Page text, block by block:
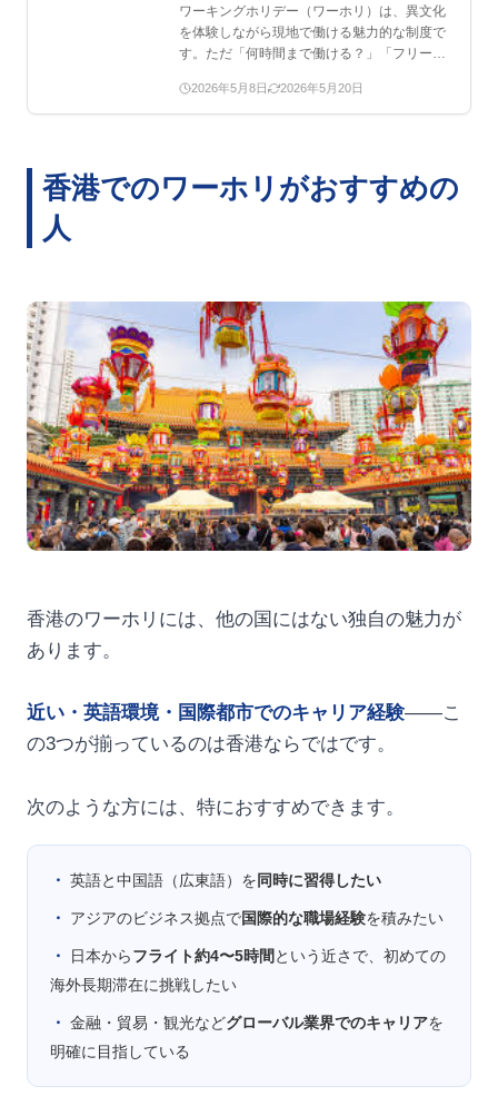
ワーキングホリデー（ワーホリ）は、異文化
を体験しながら現地で働ける魅力的な制度で
す。ただ「何時間まで働ける？」「フリーラ
2026年5月8日 2026年5月20日
香港でのワーホリがおすすめの
人
香港のワーホリには、他の国にはない独自の魅力が
あります。
近い・英語環境・国際都市でのキャリア経験——こ
の3つが揃っているのは香港ならではです。
次のような方には、特におすすめできます。
・ 英語と中国語（広東語）を同時に習得したい
・ アジアのビジネス拠点で国際的な職場経験を積みたい
・ 日本からフライト約4〜5時間 という近さで、初めての
海外長期滞在に挑戦したい
・ 金融・貿易・観光などグローバル業界でのキャリアを
明確に目指している